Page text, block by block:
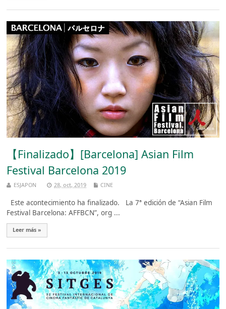
【Finalizado】[Barcelona] Asian Film
Festival Barcelona 2019
ESJAPON 28, oct, 2019 CINE
Este acontecimiento ha finalizado. La 7ª edición de “Asian Film
Festival Barcelona: AFFBCN”, org ...
Leer más »